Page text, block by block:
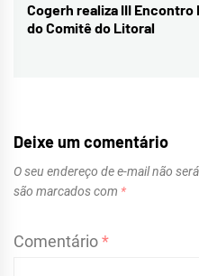
Next
post:
Cogerh realiza III
do Comitê do Litoral
Deixe um comentário
O seu endereço de e-mail não
são marcados com *
Comentário*